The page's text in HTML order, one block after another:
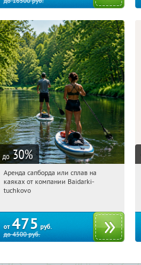
до 30%
03:08:11
Купи первым!
Московская обл., Рузский р-н, пос.
Аренда сапборда или сплав на
каяках от компании Baidarki-
tuchkovo
от 475 руб.
до4500руб.